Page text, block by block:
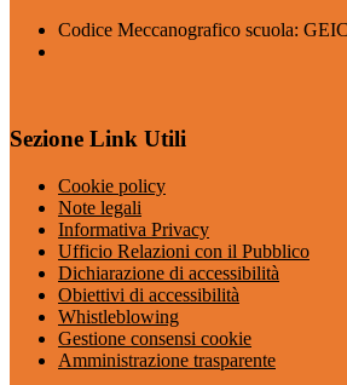
Codice Meccanografico scuola:
Sezione Link Utili
Cookie policy
Note legali
Informativa Privacy
Ufficio Relazioni con il Pubblico
Dichiarazione di accessibilità
Obiettivi di accessibilità
Whistleblowing
Gestione consensi cookie
Amministrazione trasparente